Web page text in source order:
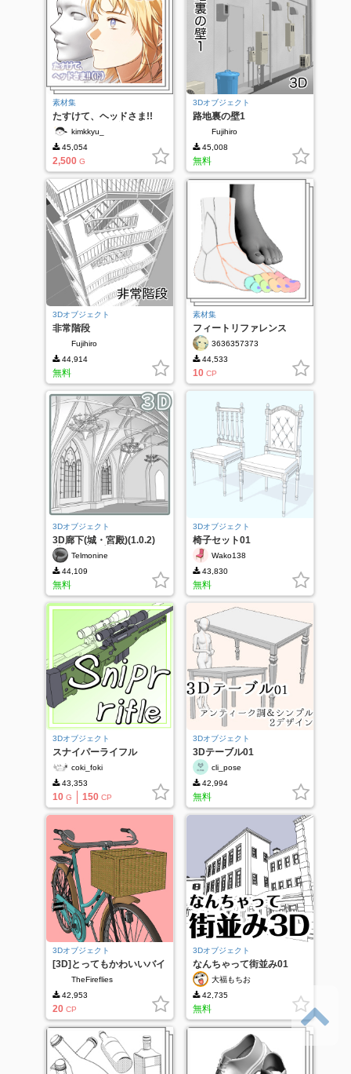
素材集
たすけて、ヘッドさま!!
SET Renewal (前バージョ
ン付き)kimkkyu_
45,054
2,500 G
3Dオブジェクト
路地裏の壁1
Fujihiro
45,008
無料
3Dオブジェクト
非常階段
Fujihiro
44,914
無料
素材集
フィートリファレンス
3636357373
44,533
10 CP
3Dオブジェクト
3D廊下(城・宮殿)(1.0.2)
(期間限定無料)
Telmonine
44,109
無料
3Dオブジェクト
椅子セット01
Wako138
43,830
無料
3Dオブジェクト
スナイパーライフル
coki_foki
43,353
10 G 150 CP
3Dオブジェクト
3Dテーブル01
cli_pose
42,994
無料
3Dオブジェクト
[3D]とってもかわいいバイ
TheFireflies
42,953
20 CP
3Dオブジェクト
なんちゃって街並み01
大福もちお
42,735
無料